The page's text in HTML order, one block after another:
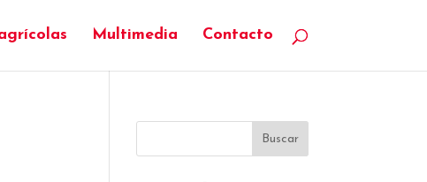
Multimedia Contacto